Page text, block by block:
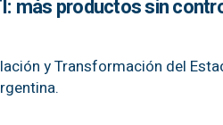
más productos sin
y Transformación del